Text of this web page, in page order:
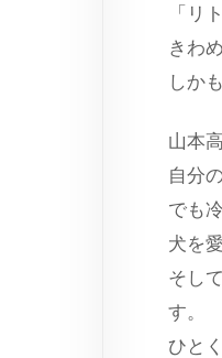
「リ
きわ
しか
山本
自分
でも
犬を
そし
す。
ひと